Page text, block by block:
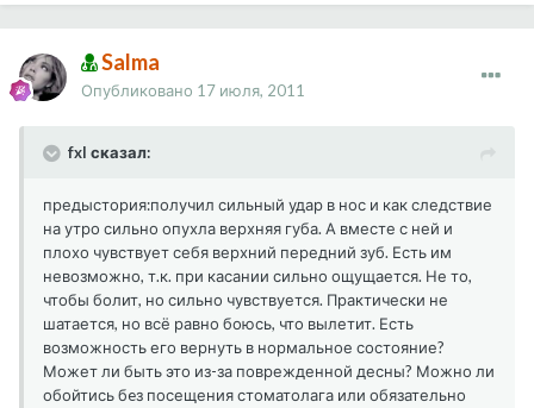
Salma
Опубликовано 17 июля, 2011
fxl сказал:
предыстория:получил сильный удар в нос и как следствие
на утро сильно опухла верхняя губа. А вместе с ней и
плохо чувствует себя верхний передний зуб. Есть им
невозможно, т.к. при касании сильно ощущается. Не то,
чтобы болит, но сильно чувствуется. Практически не
шатается, но всё равно боюсь, что вылетит. Есть
возможность его вернуть в нормальное состояние?
Может ли быть это из-за поврежденной десны? Можно ли
обойтись бeз посещения стоматолага или обязательно